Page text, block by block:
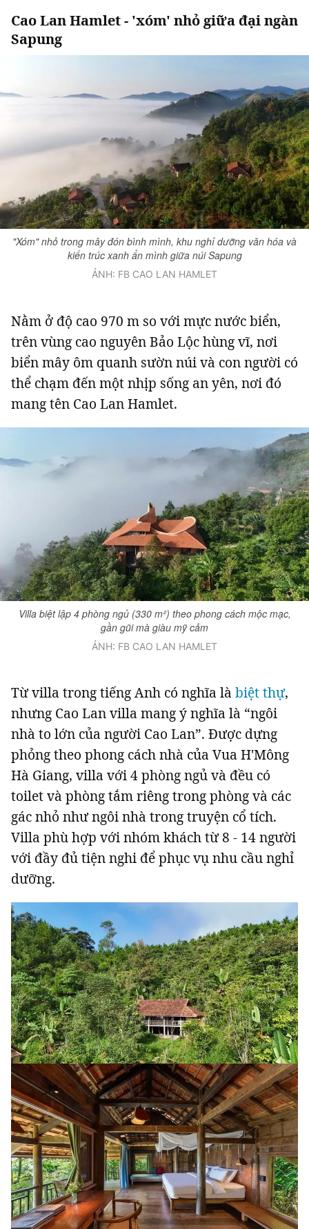
Theo dõi báo trên
Hotline
0906 645 777
Liên hệ quảng cáo
0908 780 404
Đặt báo Quảng cáo RSS Tòa soạn Chính sách bảo
Tổng biên tập: Nguyễn Ngọc Toàn
Giấy phép xuất bản số 110/GP - BTTTT cấp ngày 24.3.2020
© 2003-2026 Bản quyền thuộc về Báo Thanh Niên. Cấm sao chép
dưới mọi hình thức nếu không có sự chấp thuận bằng văn bản.
Phát triển bởi ePi Technologies, JSC.
Cao Lan Hamlet - 'xóm' nhỏ giữa đại ngàn
Sapung
"Xóm" nhỏ trong mây đón bình mình, khu nghỉ dưỡng văn hóa và
kiến trúc xanh ẩn mình giữa núi Sapung
ẢNH: FB CAO LAN HAMLET
Nằm ở độ cao 970 m so với mực nước biển,
trên vùng cao nguyên Bảo Lộc hùng vĩ, nơi
biển mây ôm quanh sườn núi và con người có
thể chạm đến một nhịp sống an yên, nơi đó
mang tên Cao Lan Hamlet.
Villa biệt lập 4 phòng ngủ (330 m²) theo phong cách mộc mạc,
gần gũi mà giàu mỹ cảm
ẢNH: FB CAO LAN HAMLET
Từ villa trong tiếng Anh có nghĩa là biệt thự,
nhưng Cao Lan villa mang ý nghĩa là “ngôi
nhà to lớn của người Cao Lan”. Được dựng
phỏng theo phong cách nhà của Vua H'Mông
Hà Giang, villa với 4 phòng ngủ và đều có
toilet và phòng tắm riêng trong phòng và các
gác nhỏ như ngôi nhà trong truyện cổ tích.
Villa phù hợp với nhóm khách từ 8 - 14 người
với đầy đủ tiện nghi để phục vụ nhu cầu nghỉ
dưỡng.